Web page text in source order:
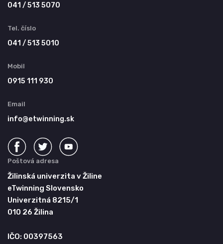
041 / 513 5070
Tel. číslo
041 / 513 5010
Mobil
0915 111 930
Email
info@etwinning.sk
Poštová adresa
Žilinská univerzita v Žiline
eTwinning Slovensko
Univerzitná 8215/1
010 26 Žilina
IČO: 00397563